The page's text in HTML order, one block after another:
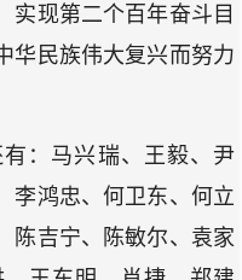
实现第二个百年奋斗目
华民族伟大复兴而努力
：马兴瑞、王毅、尹
李鸿忠、何卫东、何立
陈吉宁、陈敏尔、袁家